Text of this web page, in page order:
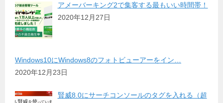
アメーバーキング2で集客する最もいい時間帯！
2020年12月27日
Windows10にWindows8のフォトビューアーをイン…
2020年12月23日
賢威8.0にサーチコンソールのタグを入れる（超